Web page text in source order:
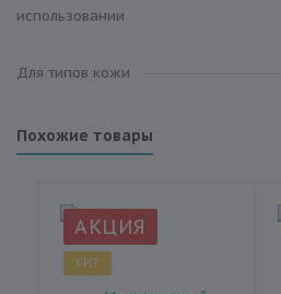
использовании
Для типов кожи
Похожие товары
АКЦИЯ
ХИТ